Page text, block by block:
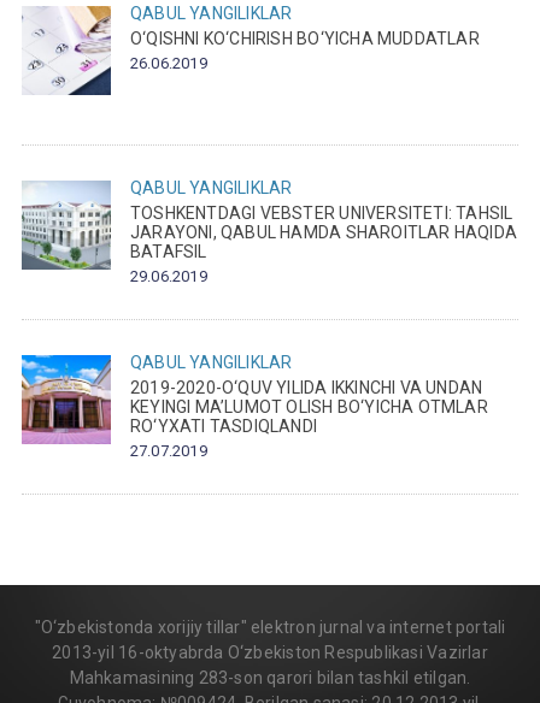
QABUL
YANGILIKLAR
O‘QISHNI KO‘CHIRISH BO‘YICHA MUDDATLAR
26.06.2019
QABUL
YANGILIKLAR
TOSHKENTDAGI VEBSTER UNIVERSITETI: TAHSIL
JARAYONI, QABUL HAMDA SHAROITLAR HAQIDA
BATAFSIL
29.06.2019
QABUL
YANGILIKLAR
2019-2020-O‘QUV YILIDA IKKINCHI VA UNDAN
KEYINGI MA’LUMOT OLISH BO‘YICHA OTMLAR
RO‘YXATI TASDIQLANDI
27.07.2019
"O‘zbekistonda xorijiy tillar" elektron jurnal va internet portali
2013-yil 16-oktyabrda O‘zbekiston Respublikasi Vazirlar
Mahkamasining 283-son qarori bilan tashkil etilgan.